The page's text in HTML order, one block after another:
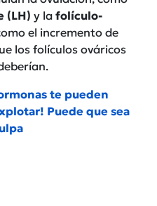
(LH) y la folículo-
el incremento de
los folículos ováricos
te pueden
Puede que sea